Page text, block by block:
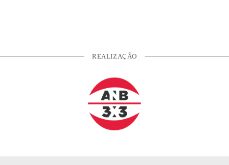
REALIZAÇÃO